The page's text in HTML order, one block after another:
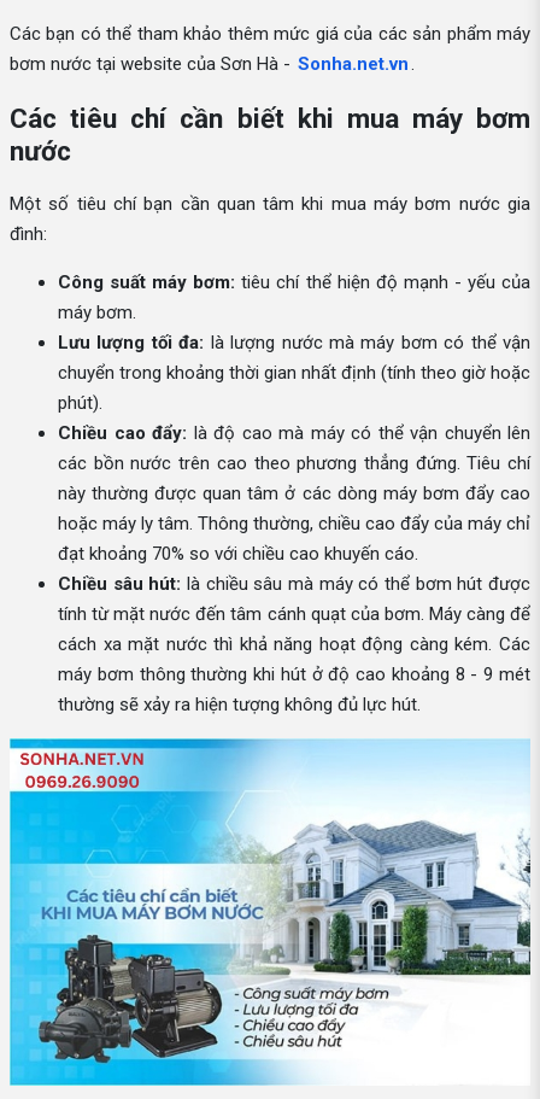
Các bạn có thể tham khảo thêm mức giá của các sản phẩm máy
bơm nước tại website của Sơn Hà - Sonha.net.vn.
Các tiêu chí cần biết khi mua máy bơm
nước
Một số tiêu chí bạn cần quan tâm khi mua máy bơm nước gia
đình:
Công suất máy bơm: tiêu chí thể hiện độ mạnh - yếu của
máy bơm.
Lưu lượng tối đa: là lượng nước mà máy bơm có thể vận
chuyển trong khoảng thời gian nhất định (tính theo giờ hoặc
phút).
Chiều cao đẩy: là độ cao mà máy có thể vận chuyển lên
các bồn nước trên cao theo phương thẳng đứng. Tiêu chí
này thường được quan tâm ở các dòng máy bơm đẩy cao
hoặc máy ly tâm. Thông thường, chiều cao đẩy của máy chỉ
đạt khoảng 70% so với chiều cao khuyến cáo.
Chiều sâu hút: là chiều sâu mà máy có thể bơm hút được
tính từ mặt nước đến tâm cánh quạt của bơm. Máy càng để
cách xa mặt nước thì khả năng hoạt động càng kém. Các
máy bơm thông thường khi hút ở độ cao khoảng 8 - 9 mét
thường sẽ xảy ra hiện tượng không đủ lực hút.